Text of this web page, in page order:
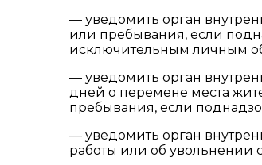
— уведомить орган
или пребывания, если
исключительным личным
— уведомить орган
дней о перемене места
пребывания, если
— уведомить орган
работы или об увольнении